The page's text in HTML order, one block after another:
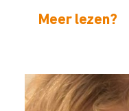
Meer lezen?